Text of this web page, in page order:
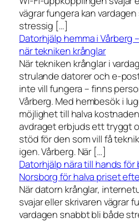
vägrar fungera kan
stressig […]
Datorhjälp hemma i Vårberg
när tekniken krånglar
När tekniken krånglar i
strulande datorer och e-
inte vill fungera – finns
Vårberg. Med hembesök i
möjlighet till halva
avdraget erbjuds ett tryggt
stöd för den som vill få
igen. Vårberg. När […]
Datorhjälp nära till hands för
Norsborg för halva priset
När datorn krånglar,
svajar eller skrivaren vägrar
vardagen snabbt bli både